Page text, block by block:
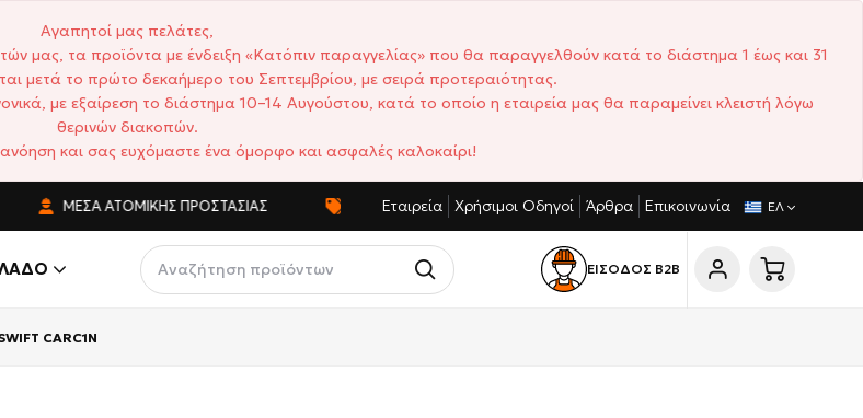
Αγαπητοί μας πελάτες,
μας, τα προϊόντα με ένδειξη «Κατόπιν παραγγελίας» που θα παραγγελθούν κατά το διάστημα 1 έως και 31
μετά το πρώτο δεκαήμερο του Σεπτεμβρίου, με σειρά προτεραιότητας.
με εξαίρεση το διάστημα 10–14 Αυγούστου, κατά το οποίο η εταιρεία μας θα παραμείνει κλειστή λόγω
θερινών διακοπών.
και σας ευχόμαστε ένα όμορφο και ασφαλές καλοκαίρι!
ΜΈΣΑ ΑΤΟΜΙΚΉΣ ΠΡΟΣΤΑΣΊΑΣ ΑΝΤΑΓΩΝΙΣΤΙΚΈΣ ΤΙΜΈΣ ΣΎΝΤΟΜΟΙ ΧΡΌΝΟΙ ΠΑΡΆΔΟΣΗΣ
Εταιρεία Χρήσιμοι Οδηγοί Άρθρα Επικοινωνία ΕΛ
ΕΙΣΟΔΟΣ Β2Β
CARC1N